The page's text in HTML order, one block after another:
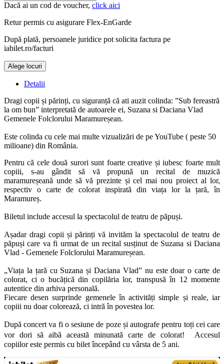
Dacă ai un cod de voucher, click aici
Retur permis cu asigurare Flex-EnGarde
După plată, persoanele juridice pot solicita factura pe
iabilet.ro/facturi
Alege locuri
Detalii
Dragi copii și părinți, cu siguranță că ati auzit colinda: ”Sub fereastră
la om bun” interpretată de autoarele ei, Suzana si Daciana Vlad
Gemenele Folclorului Maramureșean.
Este colinda cu cele mai multe vizualizări de pe YouTube ( peste 50
milioane) din România.
Pentru că cele două surori sunt foarte creative și iubesc foarte mult
copiii, s-au gândit să vă propună un recital de muzică
maramureșeană unde să vă prezinte și cel mai nou proiect al lor,
respectiv o carte de colorat inspirată din viața lor la țară, în
Maramureș.
Biletul include accesul la spectacolul de teatru de păpuși.
Așadar dragi copii și părinți vă invităm la spectacolul de teatru de
păpuși care va fi urmat de un recital susținut de Suzana si Daciana
Vlad - Gemenele Folclorului Maramureșean.
„Viața la țară cu Suzana și Daciana Vlad” nu este doar o carte de
colorat, ci o bucățică din copilăria lor, transpusă în 12 momente
autentice din arhiva personală.
Fiecare desen surprinde gemenele în activități simple și reale, iar
copiii nu doar colorează, ci intră în povestea lor.
După concert va fi o sesiune de poze și autografe pentru toți cei care
vor dori să aibă această minunată carte de colorat! Accesul
copiilor este permis cu bilet începând cu vârsta de 5 ani.